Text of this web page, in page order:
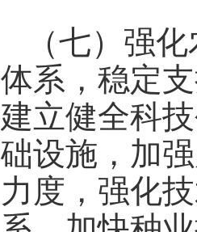
（七）强
体系，稳定
建立健全科
础设施，加
力度，强化